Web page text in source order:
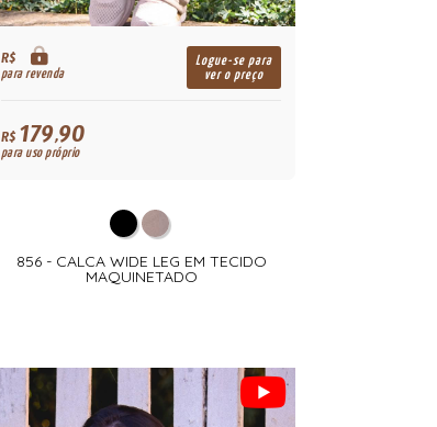
R$
para revenda
Logue-se para
ver o preço
R$179,90
para uso próprio
856 - CALCA WIDE LEG EM TECIDO
MAQUINETADO